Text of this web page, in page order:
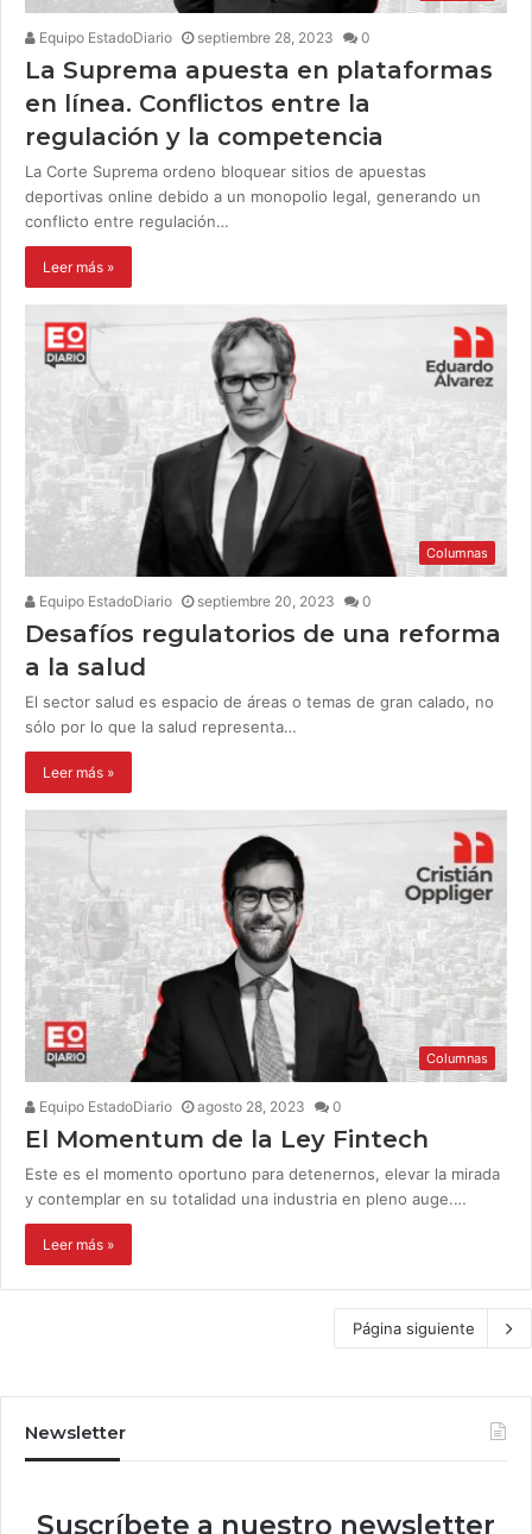
Equipo EstadoDiario septiembre 28, 2023 0
La Suprema apuesta en plataformas
en línea. Conflictos entre la
regulación y la competencia
La Corte Suprema ordeno bloquear sitios de apuestas
deportivas online debido a un monopolio legal, generando un
conflicto entre regulación…
Leer más »
Columnas
Equipo EstadoDiario septiembre 20, 2023 0
Desafíos regulatorios de una reforma
a la salud
El sector salud es espacio de áreas o temas de gran calado, no
sólo por lo que la salud representa…
Leer más »
Columnas
Equipo EstadoDiario agosto 28, 2023 0
El Momentum de la Ley Fintech
Este es el momento oportuno para detenernos, elevar la mirada
y contemplar en su totalidad una industria en pleno auge.…
Leer más »
Página siguiente
Newsletter
Suscríbete a nuestro newsletter